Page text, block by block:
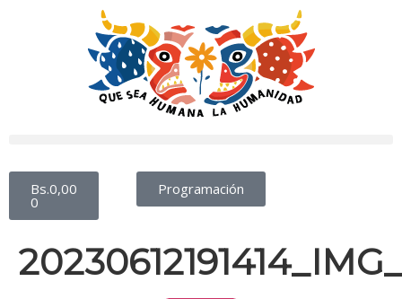
Programación
Bs.0,00
0